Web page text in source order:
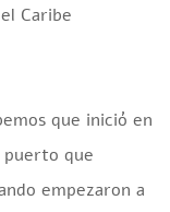
Caribe
que inició en
que
empezaron a